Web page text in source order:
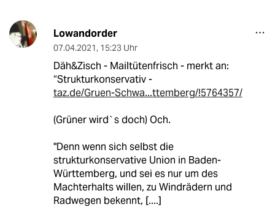
Lowandorder
07.04.2021, 15:23 Uhr
Däh&Zisch - Mailtütenfrisch - merkt an:
“Strukturkonservativ -
taz.de/Gruen-Schwa...ttemberg/!5764357/
(Grüner wird`s doch) Och.
"Denn wenn sich selbst die
strukturkonservative Union in Baden-
Württemberg, und sei es nur um des
Machterhalts willen, zu Windrädern und
Radwegen bekennt, [....]